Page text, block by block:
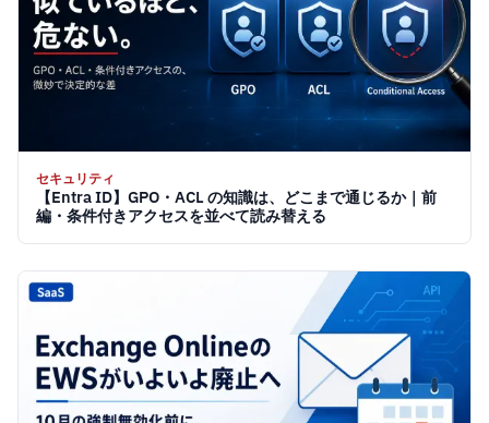
セキュリティ
【Entra ID】GPO・ACL の知識は、どこまで通じるか｜前
編・条件付きアクセスを並べて読み替える